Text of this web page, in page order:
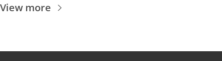
View more